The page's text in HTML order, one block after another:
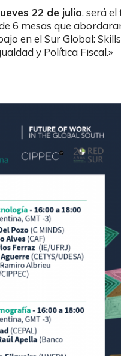
22 de julio, será
6 mesas que
en el Sur Global:
y Política Fiscal.»